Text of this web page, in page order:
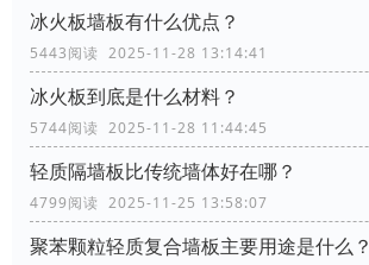
冰火板墙板有什么优点？
5443阅读 2025-11-28 13:14:41
冰火板到底是什么材料？
5744阅读 2025-11-28 11:44:45
轻质隔墙板比传统墙体好在哪？
4799阅读 2025-11-25 13:58:07
聚苯颗粒轻质复合墙板主要用途是什么？